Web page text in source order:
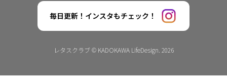
毎日更新！インスタもチェック！
レタスクラブ © KADOKAWA LifeDesign. 2026